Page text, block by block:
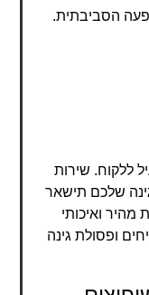
הסביבתית.
ללקוח. שירות
שלכם תישאר
מהיר ואיכותי
ופסולת גינה